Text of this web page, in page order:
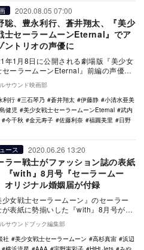
2020.08.05 07:00
聡、豊永利行、蒼井翔太、『美少
士セーラームーンEternal』でア
ントリオの声優に
年1月8日に公開される劇場版『美少女
セーラームーンEternal』前編の声優と
、日野聡、豊永利行、蒼井翔太が出
サウンド映画部
利行
三石琴乃 蒼井翔太 伊藤静
小清水亜美
健児
美少女戦士セーラームーンEternal
武内
今千秋 金元寿子 佐藤利奈 福圓美里
日野
ース 2020.06.26 13:20
ラー戦士がファッション誌の表紙
with』8月号『セーラームー
オリジナル婚姻届が付録
少女戦士セーラームーン』のセーラー
が表紙に勢揃いした『with』8月号が6
日に発売された。また、付録として
少女…
サウンドブック編集部
社
美少女戦士セーラームーン 高杉真宙
浜辺